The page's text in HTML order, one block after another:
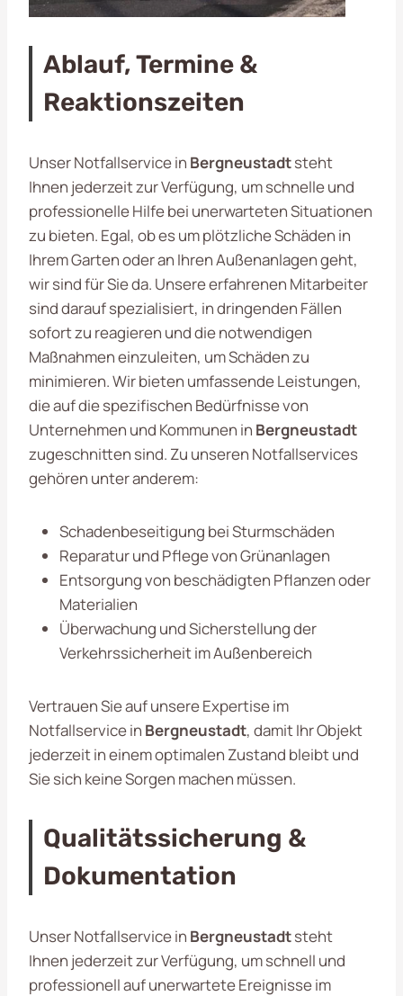
Ablauf, Termine &
Reaktionszeiten
Unser Notfallservice in Bergneustadtsteht
Ihnen jederzeit zur Verfügung, um schnelle und
professionelle Hilfe bei unerwarteten Situationen
zu bieten. Egal, ob es um plötzliche Schäden in
Ihrem Garten oder an Ihren Außenanlagen geht,
wir sind für Sie da. Unsere erfahrenen Mitarbeiter
sind darauf spezialisiert, in dringenden Fällen
sofort zu reagieren und die notwendigen
Maßnahmen einzuleiten, um Schäden zu
minimieren. Wir bieten umfassende Leistungen,
die auf die spezifischen Bedürfnisse von
Unternehmen und Kommunen in Bergneustadt
zugeschnitten sind. Zu unseren Notfallservices
gehören unter anderem:
Schadenbeseitigung bei Sturmschäden
Reparatur und Pflege von Grünanlagen
Entsorgung von beschädigten Pflanzen oder
Materialien
Überwachung und Sicherstellung der
Verkehrssicherheit im Außenbereich
Vertrauen Sie auf unsere Expertise im
Notfallservice in Bergneustadt, damit Ihr Objekt
jederzeit in einem optimalen Zustand bleibt und
Sie sich keine Sorgen machen müssen.
Qualitätssicherung &
Dokumentation
Unser Notfallservice in Bergneustadtsteht
Ihnen jederzeit zur Verfügung, um schnell und
professionell auf unerwartete Ereignisse im